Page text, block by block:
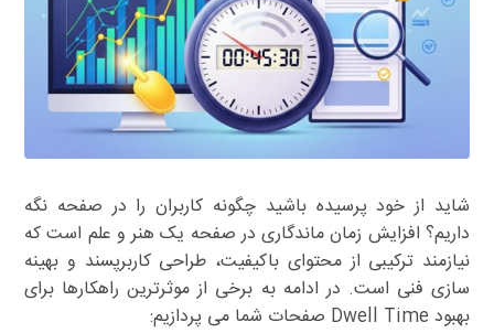
شاید از خود پرسیده باشید چگونه کاربران را در صفحه نگه
داریم؟ افزایش زمان ماندگاری در صفحه یک هنر و علم است که
نیازمند ترکیبی از محتوای باکیفیت، طراحی کاربرپسند و بهینه
سازی فنی است. در ادامه به برخی از موثرترین راهکارها برای
بهبود Dwell Time صفحات شما می پردازیم: